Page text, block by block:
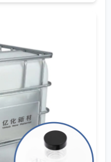
погружение в
не просто его
компаниям, как
, строить
более чем сотней
концов,
предвидеть и
до того, как они